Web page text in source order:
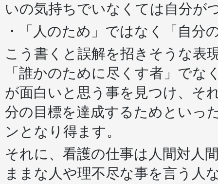
いの気持ちでいなくては自分が
・「人のため」ではなく「自分
こう書くと誤解を招きそうな表
「誰かのために尽くす者」で
が面白いと思う事を見つけ、そ
分の目標を達成するためといっ
ンとなり得ます。
それに、看護の仕事は人間対人
ままな人や理不尽な事を言う人